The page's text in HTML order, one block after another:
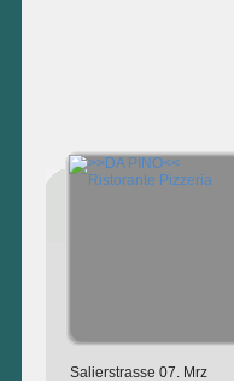
Salierstrasse 07. Mrz